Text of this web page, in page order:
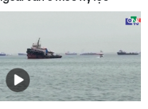
10
hội góp ý dự án
bổ sung Luật Đầu tư